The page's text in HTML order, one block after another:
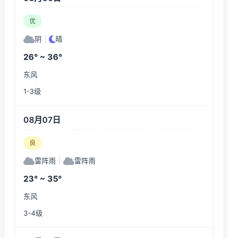
优
阴 晴
26° ~ 36°
东风
1-3级
08月07日
良
雷阵雨 雷阵雨
23° ~ 35°
东风
3-4级